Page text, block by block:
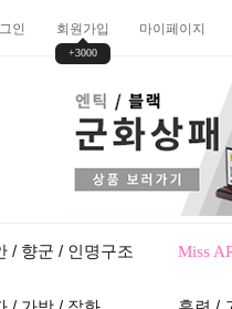
인 회원가입
+3000
마이페이지
/ 향군 / 인명구조 Miss